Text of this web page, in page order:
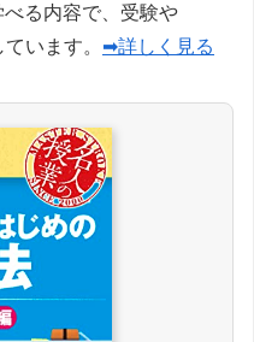
る内容で、受験や
います。 ➡詳しく見る